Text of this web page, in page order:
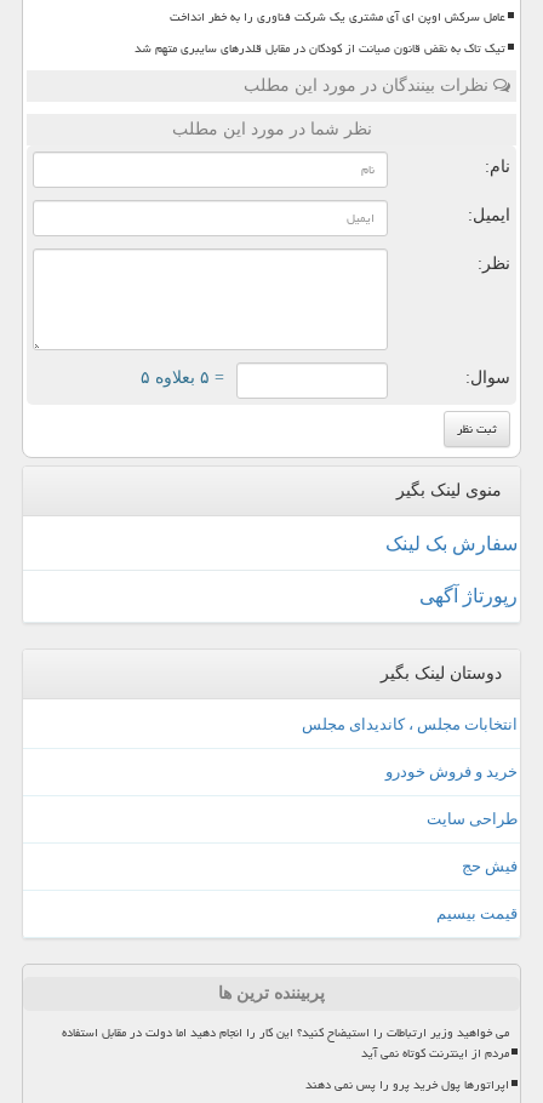
عامل سرکش اوپن ای آی مشتری یک شرکت فناوری را به خطر انداخت
تیک تاک به نقض قانون صیانت از کودکان در مقابل قلدرهای سایبری متهم شد
نظرات بینندگان در مورد این مطلب
نظر شما در مورد این مطلب
نام:
ایمیل:
نظر:
سوال: = ۵ بعلاوه ۵
منوی لینک بگیر
سفارش بک لینک
رپورتاژ آگهی
دوستان لینک بگیر
انتخابات مجلس ، کاندیدای مجلس
خرید و فروش خودرو
طراحی سایت
فیش حج
قیمت بیسیم
پربیننده ترین ها
می خواهید وزیر ارتباطات را استیضاح کنید؟ این کار را انجام دهید اما دولت در مقابل استفاده
مردم از اینترنت کوتاه نمی آید
اپراتورها پول خرید پرو را پس نمی دهند